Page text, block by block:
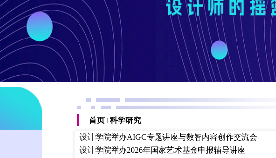
首页 科学研究
设计学院举办AIGC专题讲座与数智内容创作交流会
设计学院举办2026年国家艺术基金申报辅导讲座